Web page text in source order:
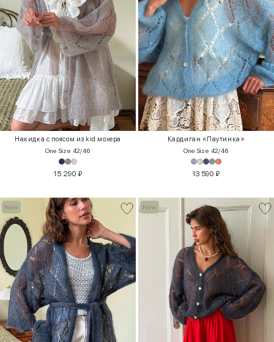
Накидка с поясом из kid мохера
One Size 42/46
15 290 ₽
Кардиган «Паутинка»
One Size 42/46
13 590 ₽
New New